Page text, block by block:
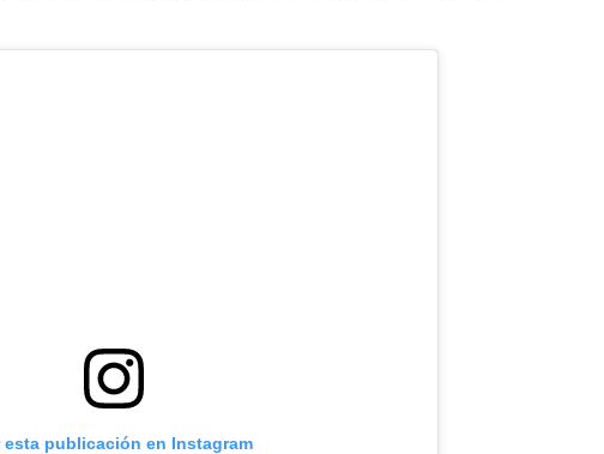
esta publicación en Instagram